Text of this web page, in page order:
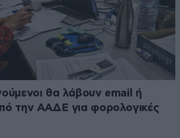
θα λάβουν email ή
την ΑΑΔΕ για φορολογικές